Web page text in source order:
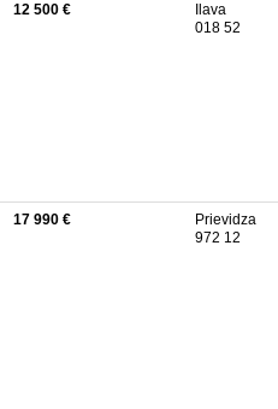
12 500 €
Ilava
018 52
17 990 €
Prievidza
972 12